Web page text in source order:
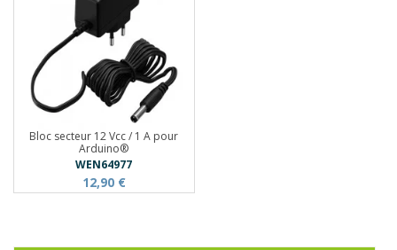
Bloc secteur 12 Vcc / 1 A pour
Arduino®
WEN64977
12,90 €